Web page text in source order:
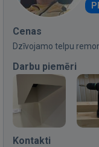
Cenas
Dzīvojamo telpu
Darbu piemēri
Kontakti